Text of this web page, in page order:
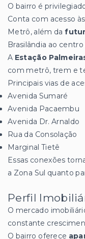
O bairro é
Conta com acesso às
Metrô, além da
Brasilândia ao
A Estação
com metrô, trem e
Principais vias de
Avenida Sumaré
Avenida Pacaembu
Avenida Dr. Arnaldo
Rua da Consolação
Marginal Tietê
Essas conexões
a Zona Sul quanto
Perfil
O mercado
constante
O bairro oferece